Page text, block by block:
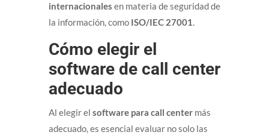
internacionales en materia de seguridad de
la información, como ISO/IEC 27001.
Cómo elegir el
software de call center
adecuado
Al elegir el software para call centermás
adecuado, es esencial evaluar no solo las